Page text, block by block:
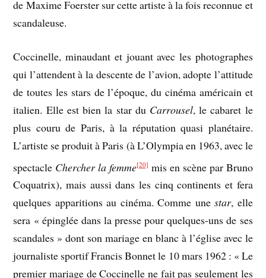
de Maxime Foerster sur cette artiste à la fois reconnue et
scandaleuse.
Coccinelle, minaudant et jouant avec les photographes
qui l’attendent à la descente de l’avion, adopte l’attitude
de toutes les stars de l’époque, du cinéma américain et
italien. Elle est bien la star du Carrousel, le cabaret le
plus couru de Paris, à la réputation quasi planétaire.
L’artiste se produit à Paris (à L’Olympia en 1963, avec le
spectacle Chercher la femme[20]mis en scène par Bruno
Coquatrix), mais aussi dans les cinq continents et fera
quelques apparitions au cinéma. Comme unestar, elle
sera « épinglée dans la presse pour quelques-uns de ses
scandales » dont son mariage en blanc à l’église avec le
journaliste sportif Francis Bonnet le 10 mars 1962 : « Le
premier mariage de Coccinelle ne fait pas seulement les